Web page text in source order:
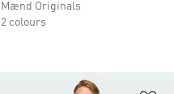
Mænd Originals
2 colours